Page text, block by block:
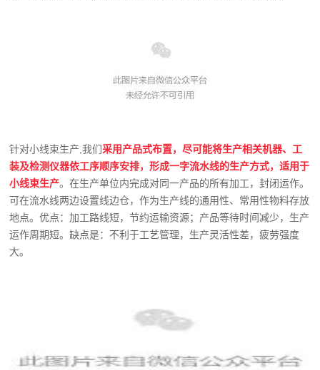
针对小线束生产,我们采用产品式布置，尽可能将生产相关机器、工
装及检测仪器依工序顺序安排，形成一字流水线的生产方式，适用于
小线束生产。在生产单位内完成对同一产品的所有加工，封闭运作。
可在流水线两边设置线边仓，作为生产线的通用性、常用性物料存放
地点。优点：加工路线短，节约运输资源；产品等待时间减少，生产
运作周期短。缺点是：不利于工艺管理，生产灵活性差，疲劳强度
大。